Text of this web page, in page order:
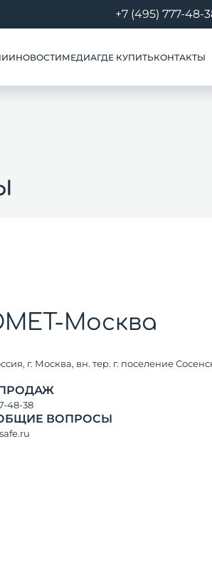
+7 (495) 777-48-
НОВОСТИМЕДИАГДЕ КУПИТЬКОНТАКТЫ
Москва
г. Москва, вн. тер. г. поселение
48-38
ОБЩИЕ ВОПРОСЫ